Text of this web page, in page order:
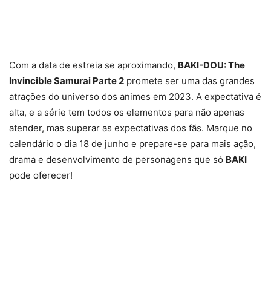
Com a data de estreia se aproximando, BAKI-DOU: The
Invincible Samurai Parte 2 promete ser uma das grandes
atrações do universo dos animes em 2023. A expectativa é
alta, e a série tem todos os elementos para não apenas
atender, mas superar as expectativas dos fãs. Marque no
calendário o dia 18 de junho e prepare-se para mais ação,
drama e desenvolvimento de personagens que só BAKI
pode oferecer!